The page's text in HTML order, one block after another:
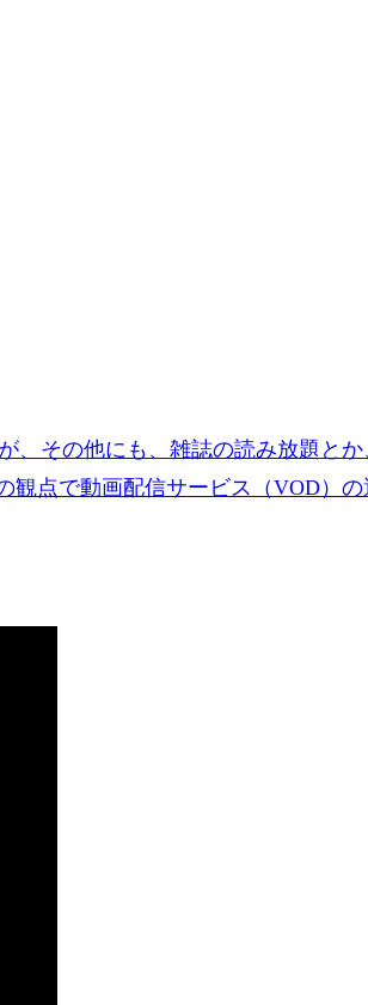
、その他にも、雑誌の読み放題とか
観点で動画配信サービス（VOD）の